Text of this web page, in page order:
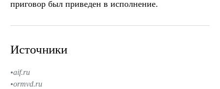
приговор был приведен в исполнение.
Источники
aif.ru
ormvd.ru